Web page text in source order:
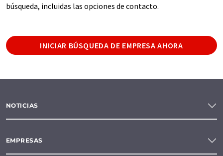
búsqueda, incluidas las opciones de contacto.
INICIAR BÚSQUEDA DE EMPRESA AHORA
NOTICIAS
EMPRESAS